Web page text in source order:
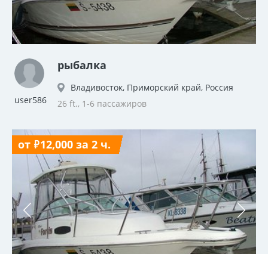
user586
рыбалка
Владивосток, Приморский край, Россия
26 ft., 1-6 пассажиров
от ₽12,000 за 2 ч.